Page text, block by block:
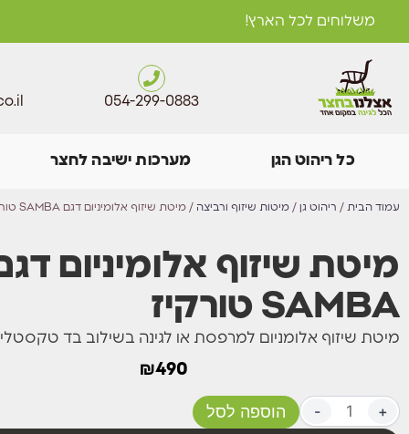
משלוחים לכל הארץ!
054-299-0883
כל ריהוט הגן מערכות ישיבה לחצר
עמוד הבית / ריהוט גן / מיטות שיזוף ורביצה / מיטת שיזוף אלומיניום דגם SAMBA טורקיז
מיטת שיזוף אלומיניום
SAMBA טורקיז
מיטת שיזוף אלומניום למרפסת או לגינה בשילוב בד
₪490
- +
הוספה לסל